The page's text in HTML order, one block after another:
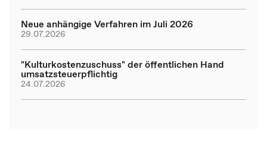
Neue anhängige Verfahren im Juli 2026
29.07.2026
"Kulturkostenzuschuss" der öffentlichen Hand
umsatzsteuerpflichtig
24.07.2026